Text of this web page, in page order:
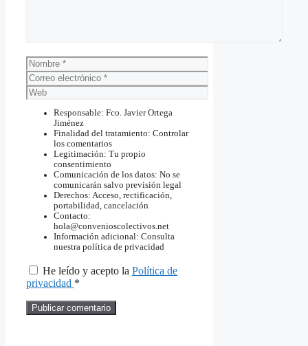
Nombre
Correo
electrónico
Web
Responsable: Fco. Javier Ortega
Jiménez
Finalidad del tratamiento: Controlar
los comentarios
Legitimación: Tu propio
consentimiento
Comunicación de los datos: No se
comunicarán salvo previsión legal
Derechos: Acceso, rectificación,
portabilidad, cancelación
Contacto:
hola@convenioscolectivos.net
Información adicional: Consulta
nuestra política de privacidad
He leído y acepto la Política de
privacidad *